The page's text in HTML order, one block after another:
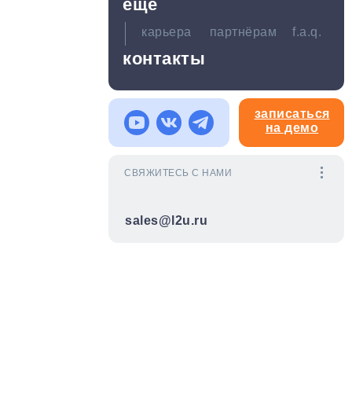
записаться
на демо
СВЯЖИТЕСЬ С НАМИ
контакты
sales@l2u.ru
еще
карьера партнёрам f.a.q.